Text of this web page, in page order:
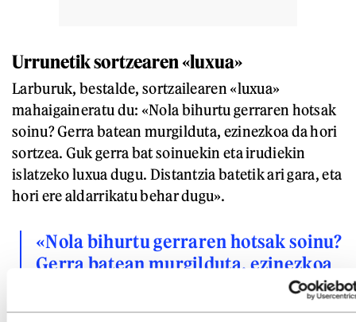
Urrunetik sortzearen «luxua»
Larburuk, bestalde, sortzailearen «luxua»
mahaigaineratu du: «Nola bihurtu gerraren hotsak
soinu? Gerra batean murgilduta, ezinezkoa da hori
sortzea. Guk gerra bat soinuekin eta irudiekin
islatzeko luxua dugu. Distantzia batetik ari gara, eta
hori ere aldarrikatu behar dugu».
«Nola bihurtu gerraren hotsak soinu?
Gerra batean murgilduta, ezinezkoa
soinuekin eta irudiekin islatzeko